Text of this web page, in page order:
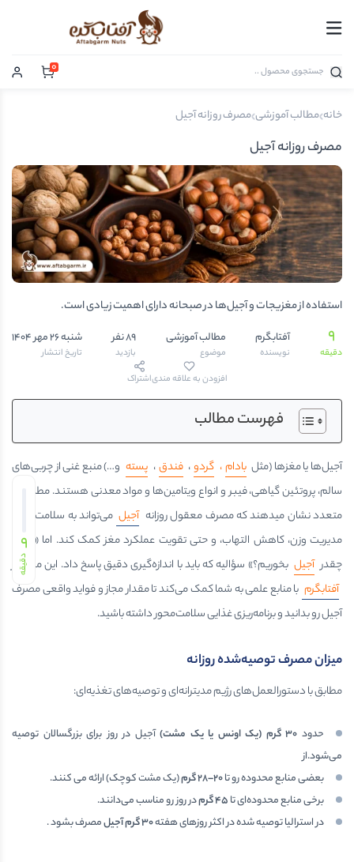
0
خانه مطالب آموزشی مصرف روزانه آجیل
مصرف روزانه آجیل
استفاده از مغزیجات و آجیل‌ها در صبحانه دارای اهمیت زیادی است.
9
دقیقه
آفتابگرم
نویسنده
مطالب آموزشی
موضوع
89 نفر
بازدید
شنبه 26 مهر 1404
تاریخ انتشار
افزودن به علاقه مندیاشتراک
9
دقیقه
فهرست مطالب
آجيل‌ها يا مغزها (مثل بادام، گردو، فندق، پسته و…) منبع غنی از چربی‌های
سالم، پروتئین گیاهی، فیبر و انواع ویتامین‌ها و مواد معدنی هستند. مطالعات
متعدد نشان میدهند که مصرف معقول روزانه آجیل می‌تواند به سلامت قلب،
مدیریت وزن، کاهش التهاب، و حتی تقویت عملکرد مغز کمک کند. اما «روزانه
چقدر آجیل بخوریم؟» سؤالیه که باید با اندازه‌گیری دقیق پاسخ داد. این مقاله از
آفتابگرم با منابع علمی به شما کمک می‌کند تا مقدار مجاز و فواید واقعی مصرف
آجیل رو بدانید و برنامه‌ریزی غذایی سلامت‌محور داشته باشید.
میزان مصرف توصیه‌شده روزانه
مطابق با دستورالعمل‌های رژیم مدیترانه‌ای و توصیه‌های تغذیه‌ای:
حدود ۳۰ گرم (یک اونس یا یک مشت)آجیل در روز برای بزرگسالان توصیه
می‌شود.از
بعضی منابع محدوده رو تا۲۰–۲۸گرم(یک مشت کوچک) ارائه می کنند.
برخی منابع محدوده‌ای تا۴۵گرمدر روز رو مناسب می‌دانند.
در استرالیا توصیه شده در اکثر روزهای هفته۳۰گرم آجیلمصرف بشود .